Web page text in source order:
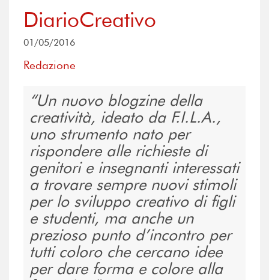
DiarioCreativo
01/05/2016
Redazione
Un nuovo blogzine della
creatività, ideato da F.I.L.A.,
uno strumento nato per
rispondere alle richieste di
genitori e insegnanti interessati
a trovare sempre nuovi stimoli
per lo sviluppo creativo di figli
e studenti, ma anche un
prezioso punto d’incontro per
tutti coloro che cercano idee
per dare forma e colore alla